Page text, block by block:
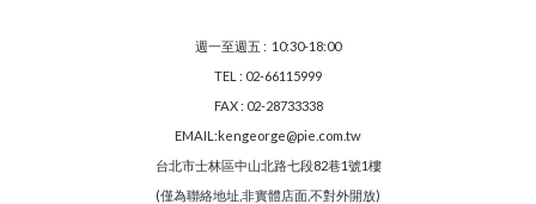
週一至週五 : 10:30-18:00
TEL : 02-66115999
FAX : 02-28733338
EMAIL:kengeorge@pie.com.tw
台北市士林區中山北路七段82巷1號1樓
(僅為聯絡地址,非實體店面,不對外開放)